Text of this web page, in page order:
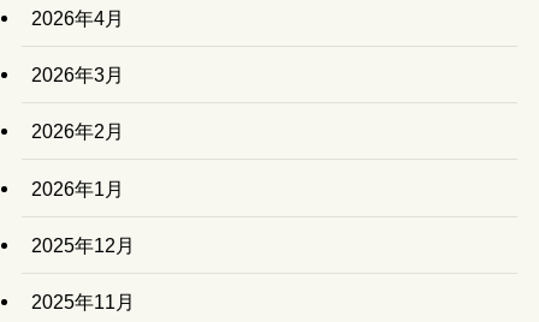
2026年4月
2026年3月
2026年2月
2026年1月
2025年12月
2025年11月